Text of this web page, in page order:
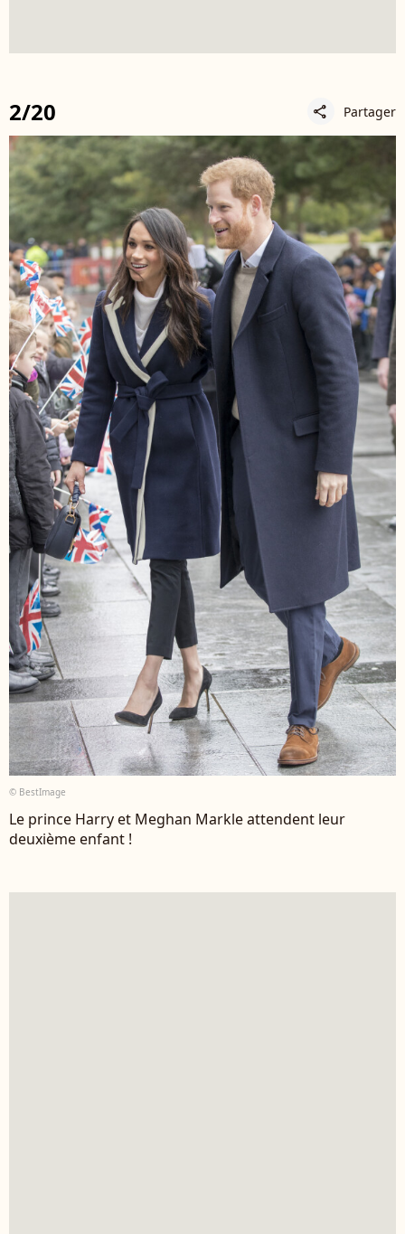
2/20 share Partager
© BestImage
Le prince Harry et Meghan Markle attendent leur
deuxième enfant !